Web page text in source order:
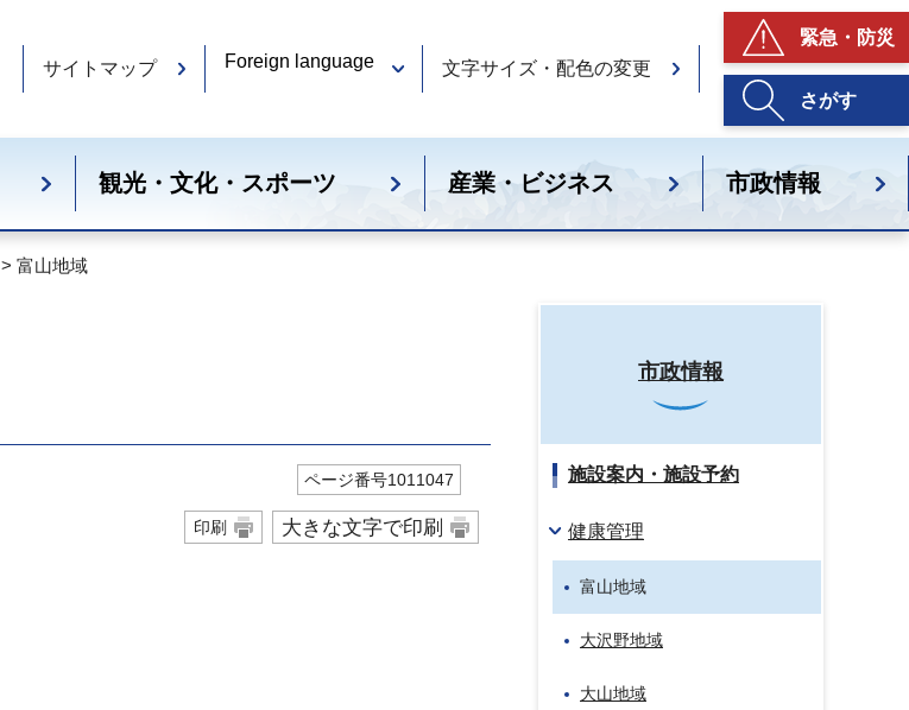
サイトマップ Foreign language 文字サイズ・配色の変更
緊急・防災
さがす
観光・文化・スポーツ 産業・ビジネス 市政情報
> 富山地域
ページ番号1011047
印刷 大きな文字で印刷
市政情報
施設案内・施設予約
健康管理
富山地域
大沢野地域
大山地域